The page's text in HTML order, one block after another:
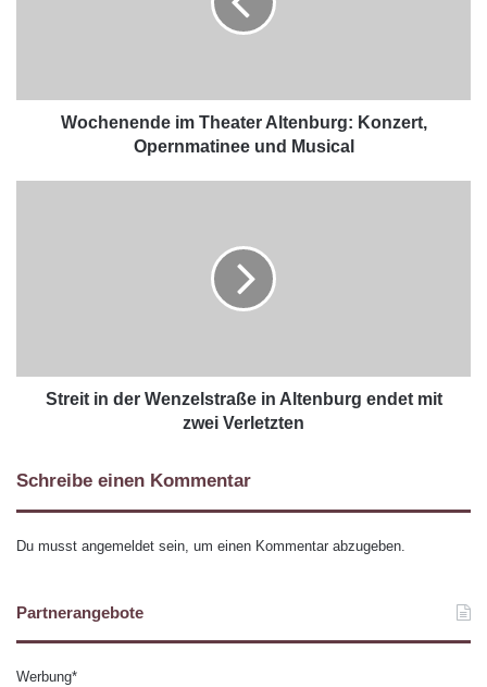
Wochenende im Theater Altenburg: Konzert,
Opernmatinee und Musical
Streit in der Wenzelstraße in Altenburg endet mit
zwei Verletzten
Schreibe einen Kommentar
Du musst angemeldet sein, um einen Kommentar abzugeben.
Partnerangebote
Werbung*